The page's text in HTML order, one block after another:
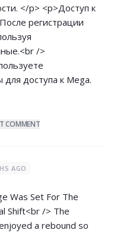
</p> <p>Доступ к
регистрации
/>
доступа к Mega.
COMMENT
AGO
Was Set For The
Shift<br /> The
a rebound so